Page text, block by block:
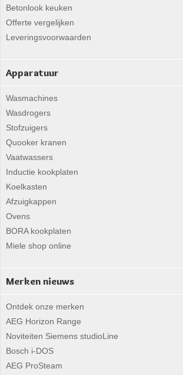
Betonlook keuken
Offerte vergelijken
Leveringsvoorwaarden
Apparatuur
Wasmachines
Wasdrogers
Stofzuigers
Quooker kranen
Vaatwassers
Inductie kookplaten
Koelkasten
Afzuigkappen
Ovens
BORA kookplaten
Miele shop online
Merken nieuws
Ontdek onze merken
AEG Horizon Range
Noviteiten Siemens studioLine
Bosch i-DOS
AEG ProSteam